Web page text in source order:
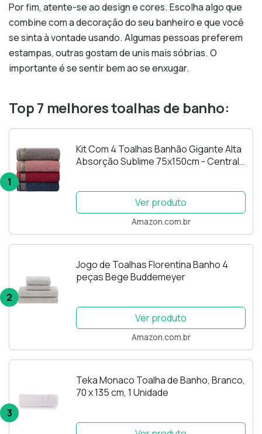
Por fim, atente-se ao design e cores. Escolha algo que
combine com a decoração do seu banheiro e que você
se sinta à vontade usando. Algumas pessoas preferem
estampas, outras gostam de unis mais sóbrias. O
importante é se sentir bem ao se enxugar.
Top 7 melhores toalhas de banho:
1
Kit Com 4 Toalhas Banhão Gigante Alta
Absorção Sublime 75x150cm - Central
Ver produto
Amazon.com.br
2
Jogo de Toalhas Florentina Banho 4
peças Bege Buddemeyer
Ver produto
Amazon.com.br
3
Teka Monaco Toalha de Banho, Branco,
70 x 135 cm, 1 Unidade